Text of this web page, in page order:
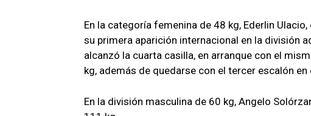
En la categoría femenina de 48 kg, Ederlin
su primera aparición internacional en la división
alcanzó la cuarta casilla, en arranque con el
kg, además de quedarse con el tercer escalón
En la división masculina de 60 kg, Angelo